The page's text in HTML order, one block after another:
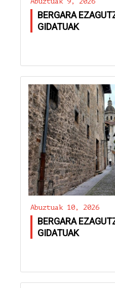
BERGARA
GIDATUAK
Abuztuak 10, 2026
BERGARA
GIDATUAK